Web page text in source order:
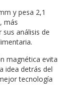
y pesa 2,1
más
análisis de
magnética evita
idea detrás del
tecnología